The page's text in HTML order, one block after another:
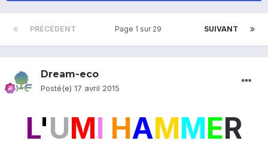
PRÉCÉDENT SUIVANT
Page 1 sur 29
Dream-eco
Posté(e) 17 avril 2015
L'UMI HAMMER